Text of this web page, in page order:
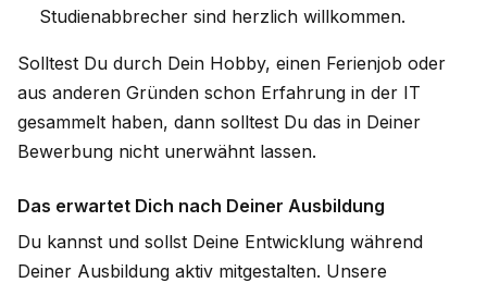
Studienabbrecher sind herzlich willkommen.
Solltest Du durch Dein Hobby, einen Ferienjob oder
aus anderen Gründen schon Erfahrung in der IT
gesammelt haben, dann solltest Du das in Deiner
Bewerbung nicht unerwähnt lassen.
Das erwartet Dich nach Deiner Ausbildung
Du kannst und sollst Deine Entwicklung während
Deiner Ausbildung aktiv mitgestalten. Unsere